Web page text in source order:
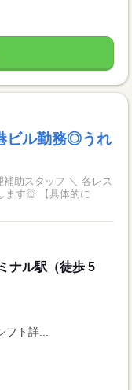
ビル勤務◎うれ
ッフ ＼ 各レス
具体的に
ナル駅（徒歩 5
ト詳...